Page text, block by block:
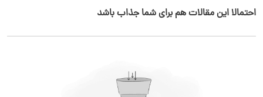
احتمالا این مقالات هم برای شما جذاب باشد